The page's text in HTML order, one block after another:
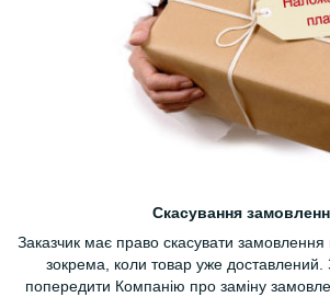
Скасування
Заказчик має право скасувати
зокрема, коли товар уже доставлений.
попередити Компанію про заміну